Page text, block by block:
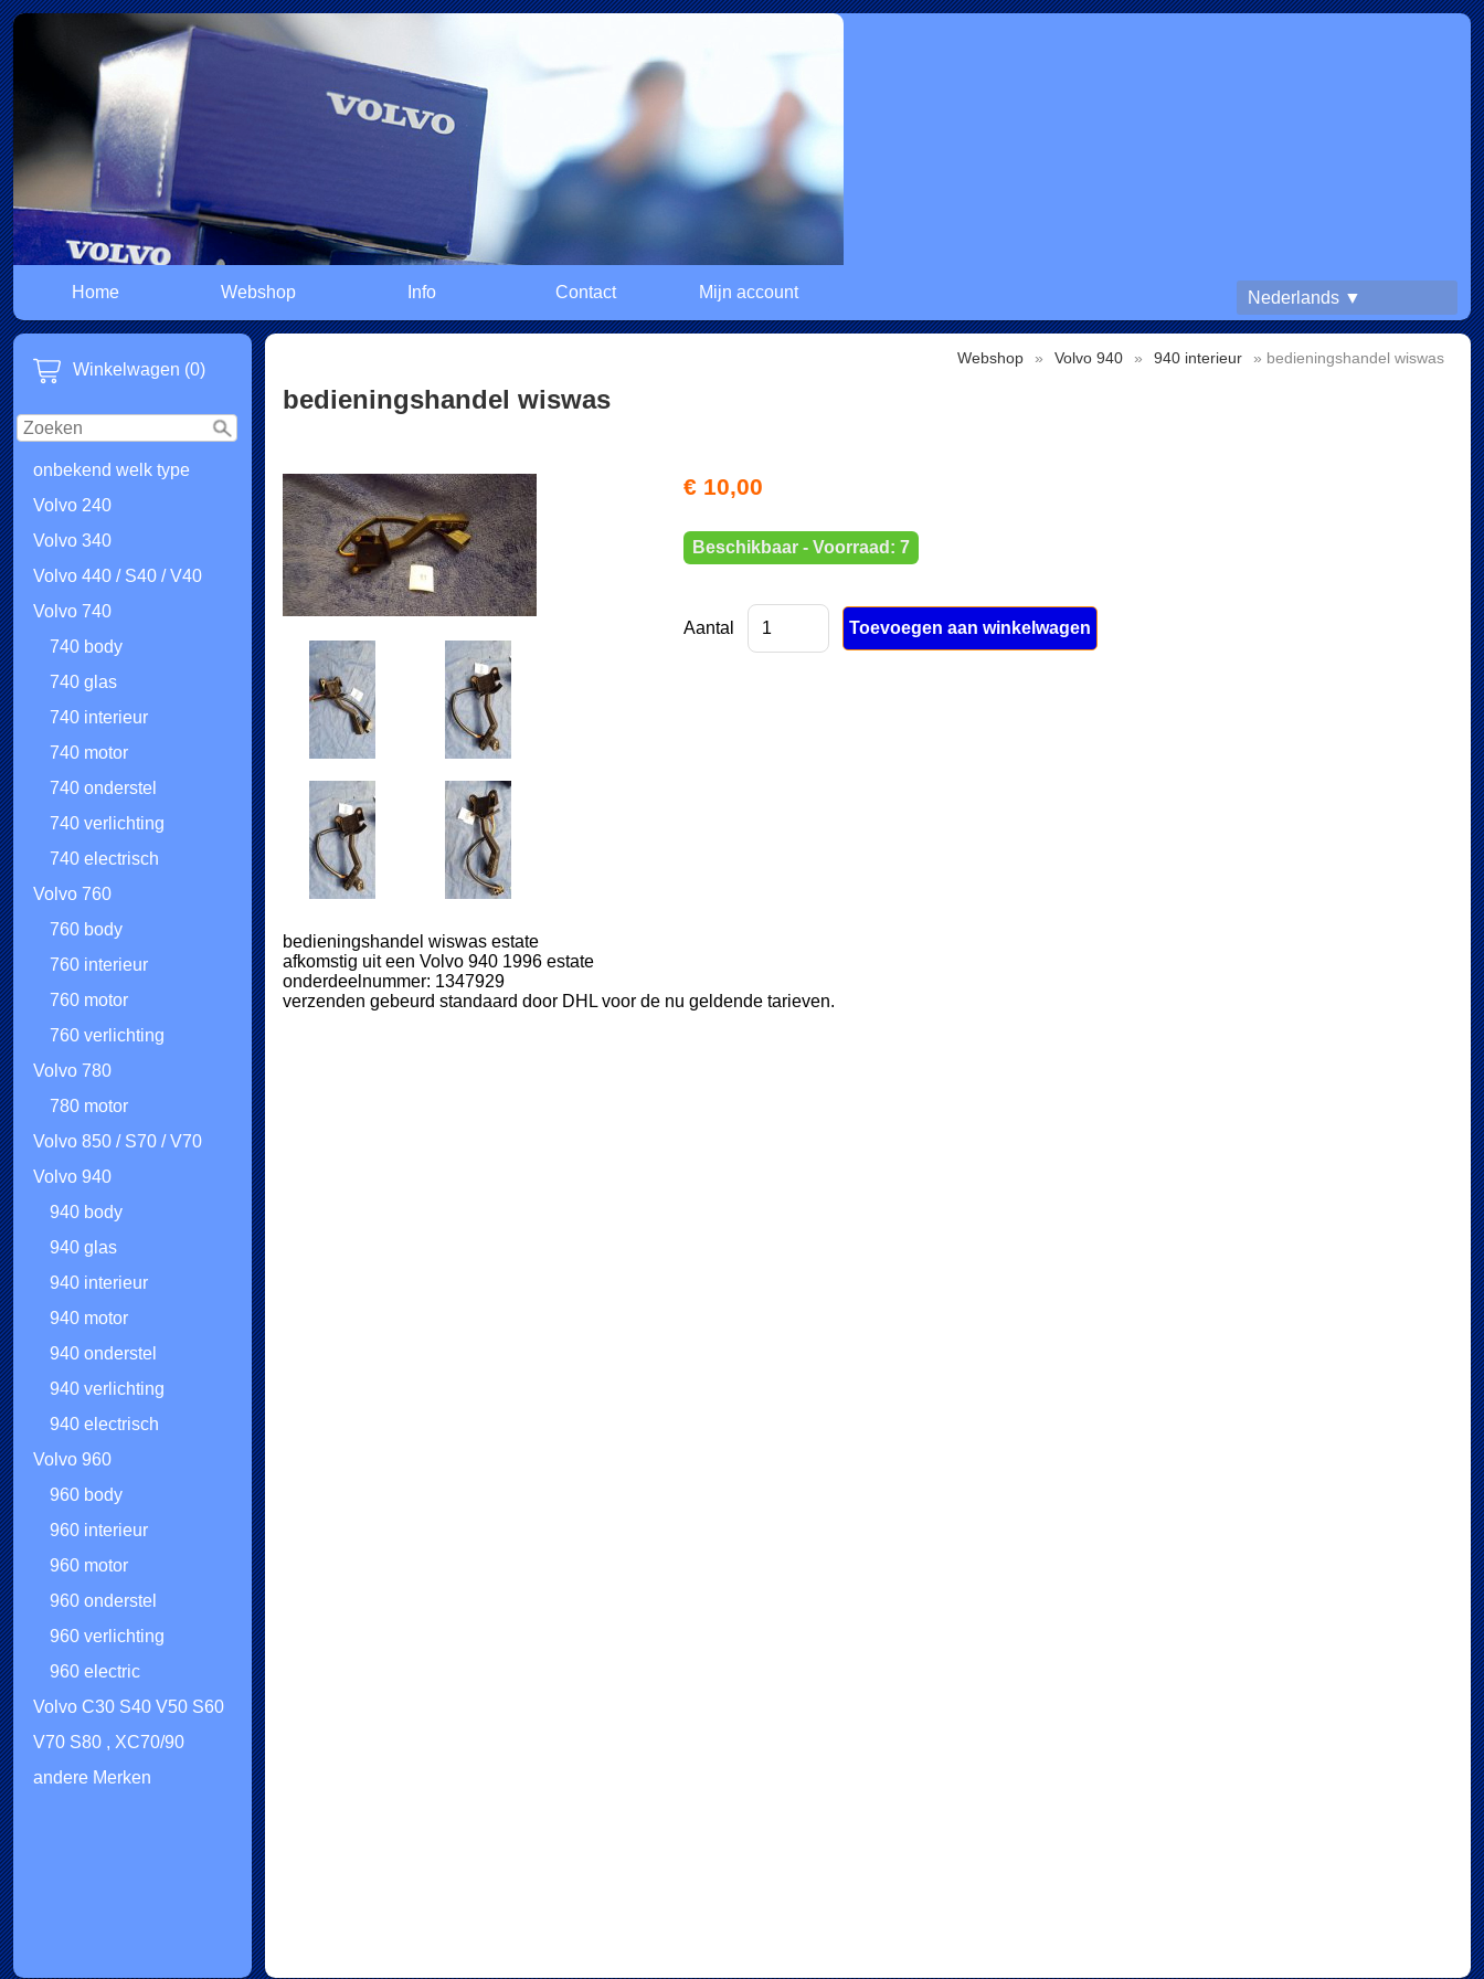
Nederlands ▼
Home Webshop Info Contact Mijn account
Winkelwagen (0)
onbekend welk type
Volvo 240
Volvo 340
Volvo 440 / S40 / V40
Volvo 740
740 body
740 glas
740 interieur
740 motor
740 onderstel
740 verlichting
740 electrisch
Volvo 760
760 body
760 interieur
760 motor
760 verlichting
Volvo 780
780 motor
Volvo 850 / S70 / V70
Volvo 940
940 body
940 glas
940 interieur
940 motor
940 onderstel
940 verlichting
940 electrisch
Volvo 960
960 body
960 interieur
960 motor
960 onderstel
960 verlichting
960 electric
Volvo C30 S40 V50 S60
V70 S80 , XC70/90
andere Merken
Webshop » Volvo 940 » 940 interieur » bedieningshandel wiswas
bedieningshandel wiswas
€ 10,00
Beschikbaar - Voorraad: 7
Aantal
bedieningshandel wiswas estate
afkomstig uit een Volvo 940 1996 estate
onderdeelnummer: 1347929
verzenden gebeurd standaard door DHL voor de nu geldende tarieven.